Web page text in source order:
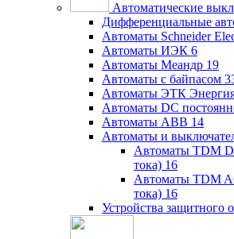
Автоматические
Дифференциальные
Автоматы Schneider
Автоматы ИЭК 6
Автоматы Меандр 19
Автоматы с байпасом
Автоматы ЭТК
Автоматы DC
Автоматы ABB 14
Автоматы и
Автоматы TDM
тока) 16
Автоматы TDM
тока) 16
Устройства защитного